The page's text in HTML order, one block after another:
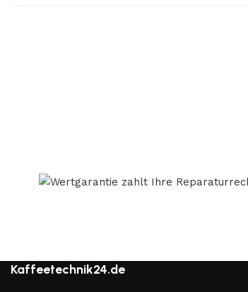
Kaffeetechnik24.de